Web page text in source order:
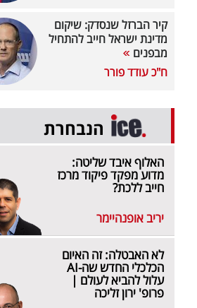
קיר הברזל שנסדק: שיקום
מדינת ישראל חייב להתחיל
מבפנים
ח"כ עודד פורר
הנבחרת
האלוף איבד שליטה:
מדוע מפקד פיקוד מרכז
חייב ללכת?
יריב אופנהיימר
לא האבטלה: זה האיום
הכלכלי החדש שה-AI
עלול להביא לעולם |
פרופ' ירון זליכה